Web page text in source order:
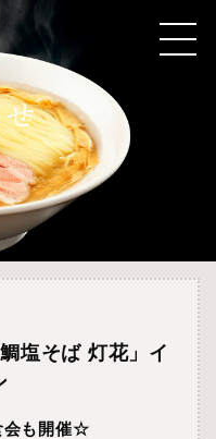
塩そば 灯花」イ
会も開催☆